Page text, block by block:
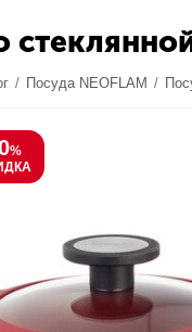
/ Посуда NEOFLAM /